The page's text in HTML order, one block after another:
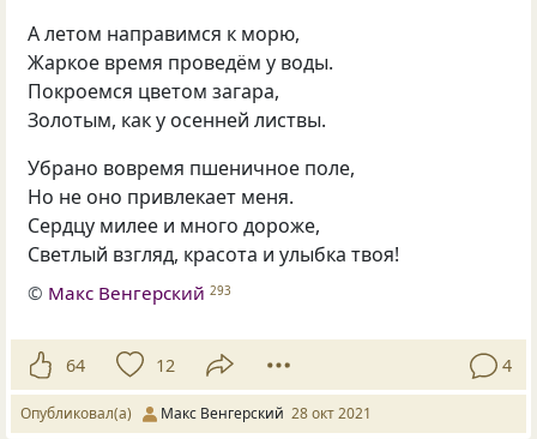
А летом направимся к морю,
Жаркое время проведём у воды.
Покроемся цветом загара,
Золотым, как у осенней листвы.
Убрано вовремя пшеничное поле,
Но не оно привлекает меня.
Сердцу милее и много дороже,
Светлый взгляд, красота и улыбка твоя!
© Макс Венгерский 293
64 12 4
Опубликовал(а) Макс Венгерский 28 окт 2021